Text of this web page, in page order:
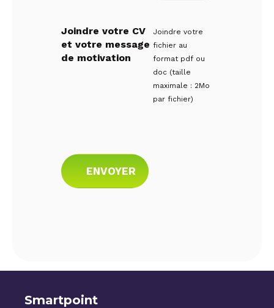
Joindre votre CV
et votre message
de motivation
Joindre votre
fichier au
format pdf ou
doc (taille
maximale : 2Mo
par fichier)
Smartpoint